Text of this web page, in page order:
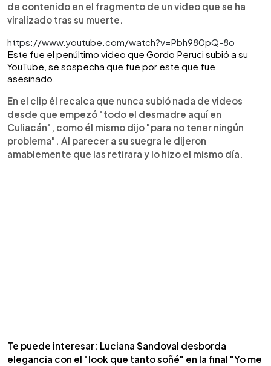
de contenido en el fragmento de un video que se ha
viralizado tras su muerte.
https://www.youtube.com/watch?v=Pbh980pQ-8o
Este fue el penúltimo video que Gordo Peruci subió a su
YouTube, se sospecha que fue por este que fue
asesinado.
En el clip él recalca que nunca subió nada de videos
desde que empezó "todo el desmadre aquí en
Culiacán", como él mismo dijo "para no tener ningún
problema". Al parecer a su suegra le dijeron
amablemente que las retirara y lo hizo el mismo día.
Te puede interesar: Luciana Sandoval desborda
elegancia con el "look que tanto soñé" en la final "Yo me